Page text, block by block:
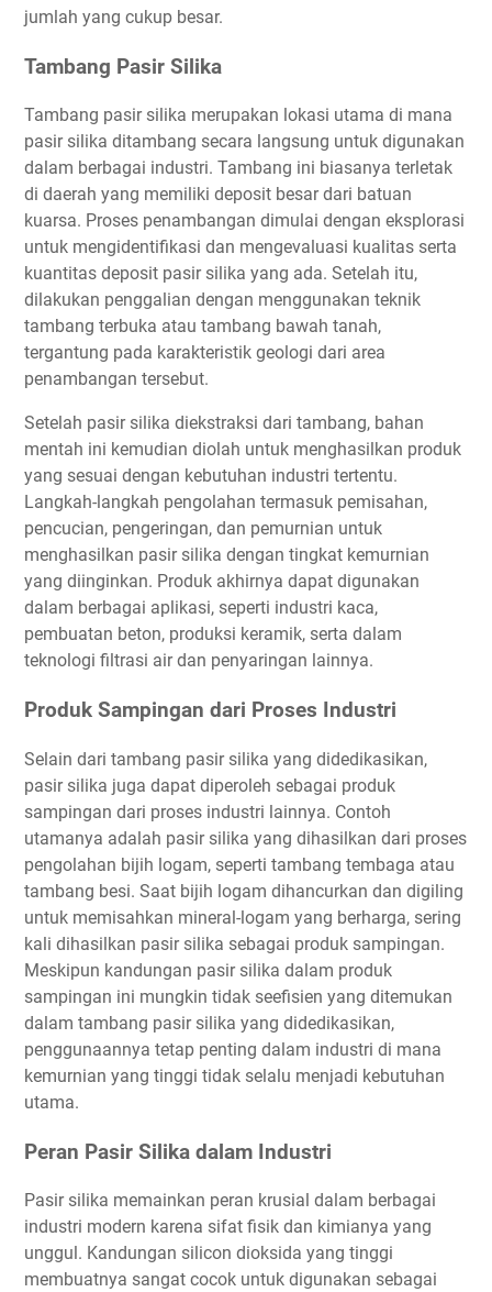
jumlah yang cukup besar.
Tambang Pasir Silika
Tambang pasir silika merupakan lokasi utama di mana
pasir silika ditambang secara langsung untuk digunakan
dalam berbagai industri. Tambang ini biasanya terletak
di daerah yang memiliki deposit besar dari batuan
kuarsa. Proses penambangan dimulai dengan eksplorasi
untuk mengidentifikasi dan mengevaluasi kualitas serta
kuantitas deposit pasir silika yang ada. Setelah itu,
dilakukan penggalian dengan menggunakan teknik
tambang terbuka atau tambang bawah tanah,
tergantung pada karakteristik geologi dari area
penambangan tersebut.
Setelah pasir silika diekstraksi dari tambang, bahan
mentah ini kemudian diolah untuk menghasilkan produk
yang sesuai dengan kebutuhan industri tertentu.
Langkah-langkah pengolahan termasuk pemisahan,
pencucian, pengeringan, dan pemurnian untuk
menghasilkan pasir silika dengan tingkat kemurnian
yang diinginkan. Produk akhirnya dapat digunakan
dalam berbagai aplikasi, seperti industri kaca,
pembuatan beton, produksi keramik, serta dalam
teknologi filtrasi air dan penyaringan lainnya.
Produk Sampingan dari Proses Industri
Selain dari tambang pasir silika yang didedikasikan,
pasir silika juga dapat diperoleh sebagai produk
sampingan dari proses industri lainnya. Contoh
utamanya adalah pasir silika yang dihasilkan dari proses
pengolahan bijih logam, seperti tambang tembaga atau
tambang besi. Saat bijih logam dihancurkan dan digiling
untuk memisahkan mineral-logam yang berharga, sering
kali dihasilkan pasir silika sebagai produk sampingan.
Meskipun kandungan pasir silika dalam produk
sampingan ini mungkin tidak seefisien yang ditemukan
dalam tambang pasir silika yang didedikasikan,
penggunaannya tetap penting dalam industri di mana
kemurnian yang tinggi tidak selalu menjadi kebutuhan
utama.
Peran Pasir Silika dalam Industri
Pasir silika memainkan peran krusial dalam berbagai
industri modern karena sifat fisik dan kimianya yang
unggul. Kandungan silicon dioksida yang tinggi
membuatnya sangat cocok untuk digunakan sebagai